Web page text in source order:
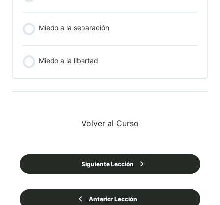
Miedo a la separación
Miedo a la libertad
Anterior Lección
Volver al Curso
Siguiente Lección